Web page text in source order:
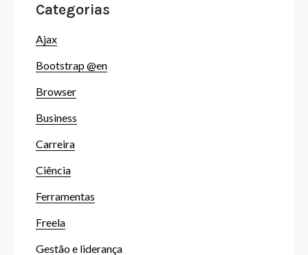
Categorias
Ajax
Bootstrap @en
Browser
Business
Carreira
Ciência
Ferramentas
Freela
Gestão e liderança